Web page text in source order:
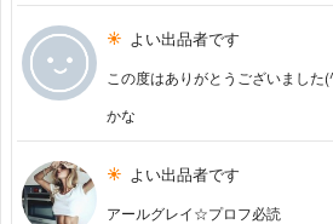
よい出品者です
この度はありがとうございました
かな
よい出品者です
アールグレイ☆プロフ必読